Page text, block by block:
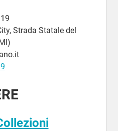
Strada Statale del